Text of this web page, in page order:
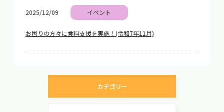
2025/12/09 イベント
お困りの方々に食料支援を実施！(令和7年11月)
カテゴリー